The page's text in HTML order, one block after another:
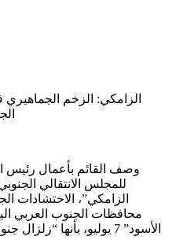
وصف القائم بأعمال رئيس
للمجلس الانتقالي
الزامكي”، الاحتشادات
محافظات الجنوب العربي
الأسود” 7 يوليو، بأنها